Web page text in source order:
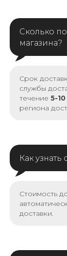
Сколько
магазина?
Срок
службы
течение 5-
региона
Как узнать
Стоимость
доставки.